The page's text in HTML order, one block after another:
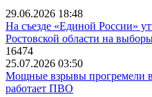
29.06.2026 18:48
На съезде «Единой России»
Ростовской области на
16474
25.07.2026 03:50
Мощные взрывы прогремели
работает ПВО